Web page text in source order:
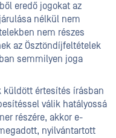
eredő jogokat az
nélkül nem
nem részes
az Ösztöndíjfeltételek
semmilyen joga
küldött értesítés írásban
válik hatályossá
részére, akkor e-
nyilvántartott